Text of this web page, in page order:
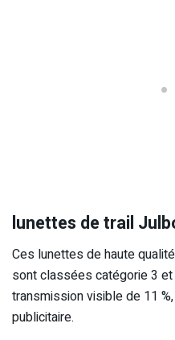
lunettes de trail
Ces lunettes de haute
sont classées catégorie 3
transmission visible de 11
publicitaire.